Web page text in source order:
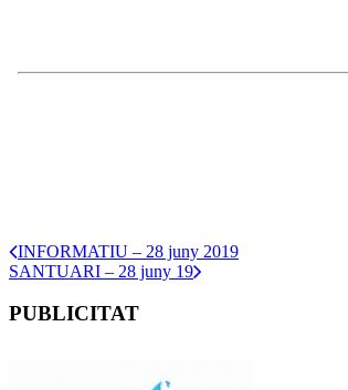
INFORMATIU – 28 juny 2019
SANTUARI – 28 juny 19
PUBLICITAT